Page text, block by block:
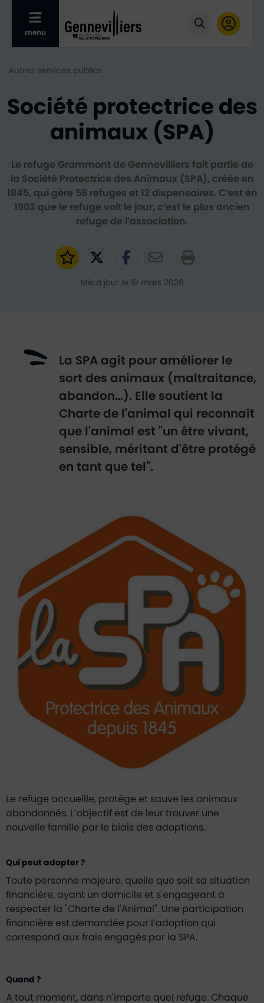
Afficher le menu mobile
menu Cliquer
Autres services publics
Société protectrice des
animaux (SPA)
Le refuge Grammont de Gennevilliers fait partie de
la Société Protectrice des Animaux (SPA), créée en
1845, qui gère 56 refuges et 12 dispensaires. C’est en
1903 que le refuge voit le jour, c’est le plus ancien
refuge de l’association.
Ajouter aux favoris
Partager sur Twitter
Partager sur
Partager par
Mis à jour le 19 mars 2026
La SPA agit pour améliorer le
sort des animaux (maltraitance,
abandon…). Elle soutient la
Charte de l'animal qui reconnaît
que l'animal est "un être vivant,
sensible, méritant d'être protégé
en tant que tel".
Le refuge accueille, protège et sauve les animaux
abandonnés. L’objectif est de leur trouver une
nouvelle famille par le biais des adoptions.
Qui peut adopter ?
Toute personne majeure, quelle que soit sa situation
financière, ayant un domicile et s'engageant à
respecter la "Charte de l'Animal". Une participation
financière est demandée pour l’adoption qui
correspond aux frais engagés par la SPA.
Quand ?
A tout moment, dans n'importe quel refuge. Chaque